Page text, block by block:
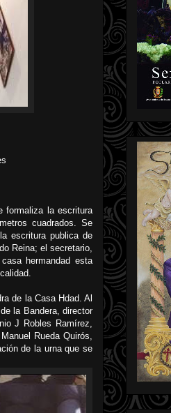
formaliza la escritura
cuadrados. Se
escritura publica de
Reina; el secretario,
hermandad esta
de la Casa Hdad. Al
la Bandera, director
J Robles Ramírez,
Rueda Quirós,
de la urna que se